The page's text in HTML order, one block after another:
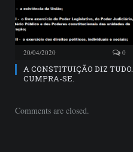
20/04/2020 0
A CONSTITUIÇÃO DIZ TUDO.
CUMPRA-SE.
Comments are closed.